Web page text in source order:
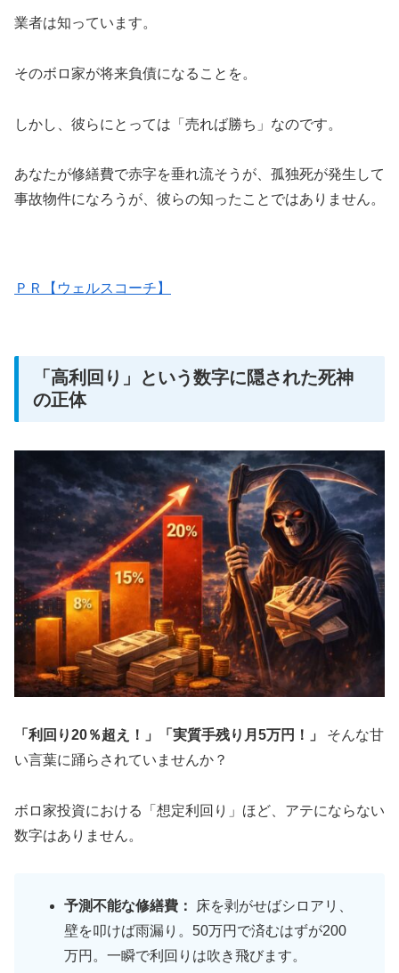
業者は知っています。
そのボロ家が将来負債になることを。
しかし、彼らにとっては「売れば勝ち」なのです。
あなたが修繕費で赤字を垂れ流そうが、孤独死が発生して
事故物件になろうが、彼らの知ったことではありません。
ＰＲ【ウェルスコーチ】
「高利回り」という数字に隠された死神
の正体
「利回り20％超え！」「実質手残り月5万円！」
そんな甘
い言葉に踊らされていませんか？
ボロ家投資における「想定利回り」ほど、アテにならない
数字はありません。
予測不能な修繕費：
床を剥がせばシロアリ、
壁を叩けば雨漏り。50万円で済むはずが200
万円。一瞬で利回りは吹き飛びます。